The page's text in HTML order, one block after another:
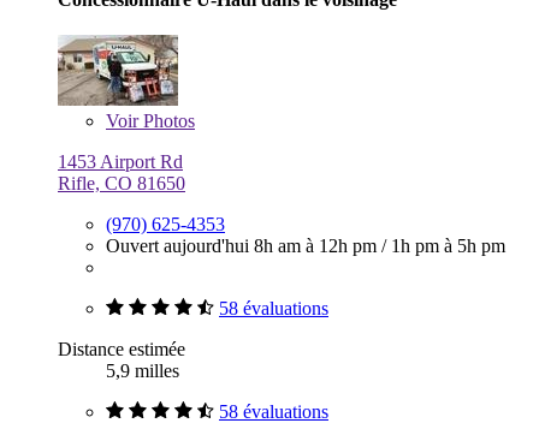
VoirPhotos
1453 Airport Rd
Rifle, CO 81650
(970) 625-4353
Ouvert aujourd'hui 8h am à 12h pm / 1h pm à 5h pm
58 évaluations
Distance estimée
5,9 milles
58 évaluations